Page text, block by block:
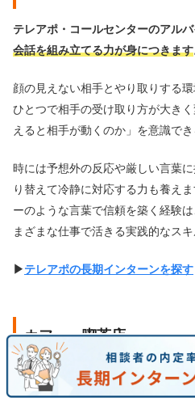
テレアポ・コールセンターのアルバ
会話を組み立てる力が身につきます
顔の見えない相手とやり取りする
ひとつで相手の受け取り方が大き
えると相手が動くのか」を意識でき
時には予想外の反応や厳しい言葉
り替えて冷静に対応する力も養え
ーのような言葉で信頼を築く経験
まざまな仕事で活きる実践的なス
▶︎テレアポの長期インターンを探す
カフェ・喫茶店
カフェ・喫茶店のアルバイトは、
が魅力です。